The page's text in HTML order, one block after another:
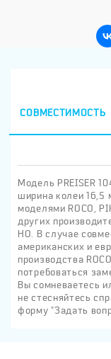
СОВМЕСТИМОСТЬ
Модель PREISER
ширина колеи 16,5
моделями ROCO,
других
HO. В случае
американских и
производства
потребоваться
Вы сомневаетесь
не стесняйтесь
форму "Задать